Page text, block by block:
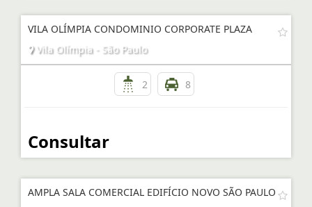
VILA OLÍMPIA CONDOMINIO CORPORATE PLAZA
Vila Olímpia - São Paulo
2 8
Consultar
AMPLA SALA COMERCIAL EDIFÍCIO NOVO SÃO PAULO